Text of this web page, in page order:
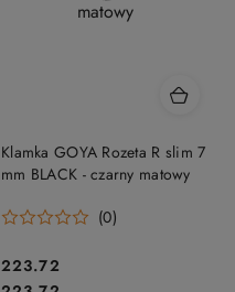
Klamka GOYA Rozeta R slim 7
mm BLACK - czarny matowy
(0)
Cena:
223.72